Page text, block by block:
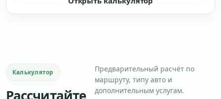
Калькулятор
Предварительный расчёт по
маршруту, типу авто и
дополнительным услугам.